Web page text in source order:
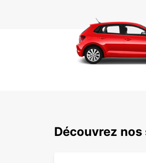
Découvrez